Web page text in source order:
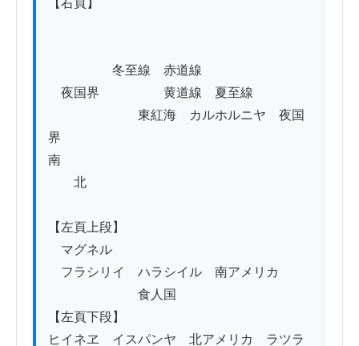
【右頁】
冬至線　赤道線
夜国界　　　　　黄道線　夏至線
東紅海　カルホルニヤ　夜国
界
南
北
【左頁上段】
マグネル
フラシリイ　ハラシイル　南アメリカ
食人国
【左頁下段】
ヒイネヱ　イスパンヤ　北アメリカ　ラツラ